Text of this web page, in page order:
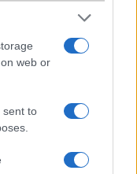
web or
sent to
csak a külseje változott
:( ezért vagyok
a sony is itt